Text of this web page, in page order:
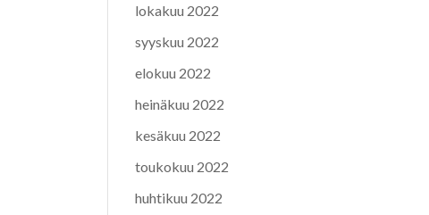
lokakuu 2022
syyskuu 2022
elokuu 2022
heinäkuu 2022
kesäkuu 2022
toukokuu 2022
huhtikuu 2022